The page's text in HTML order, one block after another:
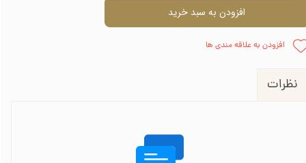
افزودن به سبد خرید
افزودن به علاقه مندی ها
نظرات